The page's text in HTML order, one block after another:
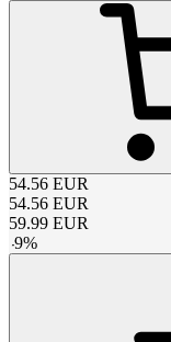
54.56 EUR
54.56 EUR
59.99 EUR
-9%